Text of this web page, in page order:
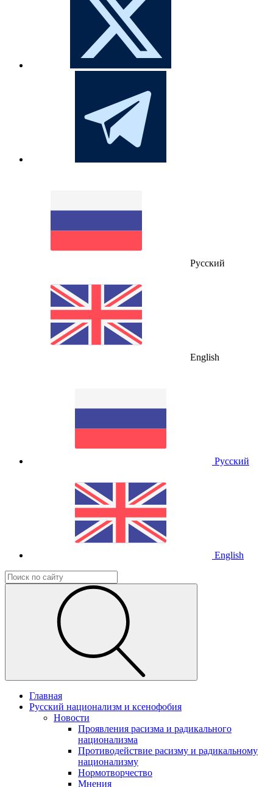
Русский
English
Русский
English
Главная
Русский национализм и ксенофобия
Новости
Проявления расизма и радикального
национализма
Противодействие расизму и радикальному
национализму
Нормотворчество
Мнения